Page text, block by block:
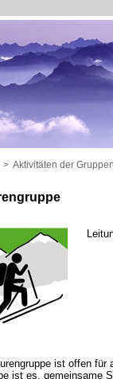
> Aktivitäten der
ist offen für
ist es, gemeinsame